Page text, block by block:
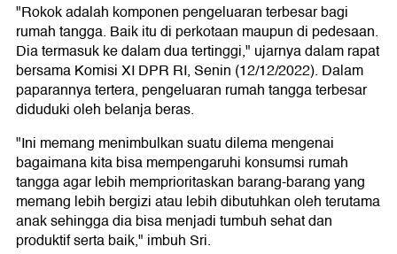
"Rokok adalah komponen pengeluaran terbesar bagi
rumah tangga. Baik itu di perkotaan maupun di pedesaan.
Dia termasuk ke dalam dua tertinggi," ujarnya dalam rapat
bersama Komisi XI DPR RI, Senin (12/12/2022). Dalam
paparannya tertera, pengeluaran rumah tangga terbesar
diduduki oleh belanja beras.
"Ini memang menimbulkan suatu dilema mengenai
bagaimana kita bisa mempengaruhi konsumsi rumah
tangga agar lebih memprioritaskan barang-barang yang
memang lebih bergizi atau lebih dibutuhkan oleh terutama
anak sehingga dia bisa menjadi tumbuh sehat dan
produktif serta baik," imbuh Sri.